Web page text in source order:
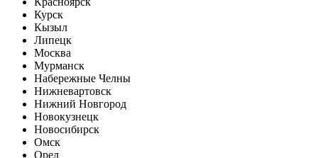
Курск
Кызыл
Липецк
Москва
Мурманск
Набережные Челны
Нижневартовск
Нижний Новгород
Новокузнецк
Новосибирск
Омск
Орел